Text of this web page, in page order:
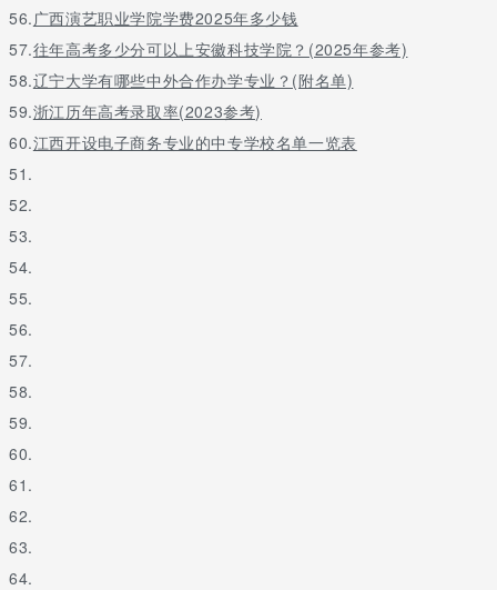
56.广西演艺职业学院学费2025年多少钱
57.往年高考多少分可以上安徽科技学院？(2025年参考)
58.辽宁大学有哪些中外合作办学专业？(附名单)
59.浙江历年高考录取率(2023参考)
60.江西开设电子商务专业的中专学校名单一览表
51.
52.
53.
54.
55.
56.
57.
58.
59.
60.
61.
62.
63.
64.